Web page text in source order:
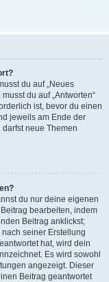
du auf „Neues
du auf „Antworten“
ist, bevor du einen
jeweils am Ende der
darfst neue Themen
du nur deine eigenen
bearbeiten, indem
Beitrag anklickst;
seiner Erstellung
hat, wird dein
Es wird sowohl
angezeigt. Dieser
Beitrag geantwortet